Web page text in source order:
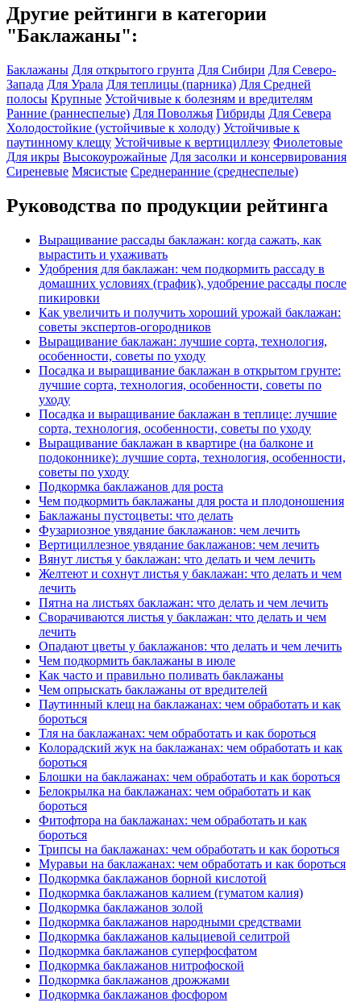
Другие рейтинги в категории
"Баклажаны":
Баклажаны Для открытого грунта Для Сибири Для Северо-
Запада Для Урала Для теплицы (парника) Для Средней
полосы Крупные Устойчивые к болезням и вредителям
Ранние (раннеспелые) Для Поволжья Гибриды Для Севера
Холодостойкие (устойчивые к холоду) Устойчивые к
паутинному клещу Устойчивые к вертициллезу Фиолетовые
Для икры Высокоурожайные Для засолки и консервирования
Сиреневые Мясистые Среднеранние (среднеспелые)
Руководства по продукции рейтинга
Выращивание рассады баклажан: когда сажать, как
вырастить и ухаживать
Удобрения для баклажан: чем подкормить рассаду в
домашних условиях (график), удобрение рассады после
пикировки
Как увеличить и получить хороший урожай баклажан:
советы экспертов-огородников
Выращивание баклажан: лучшие сорта, технология,
особенности, советы по уходу
Посадка и выращивание баклажан в открытом грунте:
лучшие сорта, технология, особенности, советы по
уходу
Посадка и выращивание баклажан в теплице: лучшие
сорта, технология, особенности, советы по уходу
Выращивание баклажан в квартире (на балконе и
подоконнике): лучшие сорта, технология, особенности,
советы по уходу
Подкормка баклажанов для роста
Чем подкормить баклажаны для роста и плодоношения
Баклажаны пустоцветы: что делать
Фузариозное увядание баклажанов: чем лечить
Вертициллезное увядание баклажанов: чем лечить
Вянут листья у баклажан: что делать и чем лечить
Желтеют и сохнут листья у баклажан: что делать и чем
лечить
Пятна на листьях баклажан: что делать и чем лечить
Сворачиваются листья у баклажан: что делать и чем
лечить
Опадают цветы у баклажанов: что делать и чем лечить
Чем подкормить баклажаны в июле
Как часто и правильно поливать баклажаны
Чем опрыскать баклажаны от вредителей
Паутинный клещ на баклажанах: чем обработать и как
бороться
Тля на баклажанах: чем обработать и как бороться
Колорадский жук на баклажанах: чем обработать и как
бороться
Блошки на баклажанах: чем обработать и как бороться
Белокрылка на баклажанах: чем обработать и как
бороться
Фитофтора на баклажанах: чем обработать и как
бороться
Трипсы на баклажанах: чем обработать и как бороться
Муравьи на баклажанах: чем обработать и как бороться
Подкормка баклажанов борной кислотой
Подкормка баклажанов калием (гуматом калия)
Подкормка баклажанов золой
Подкормка баклажанов народными средствами
Подкормка баклажанов кальциевой селитрой
Подкормка баклажанов суперфосфатом
Подкормка баклажанов нитрофоской
Подкормка баклажанов дрожжами
Подкормка баклажанов фосфором